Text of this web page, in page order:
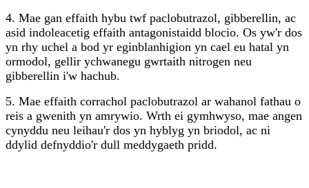
4. Mae gan effaith hybu twf paclobutrazol, gibberellin, ac
asid indoleacetig effaith antagonistaidd blocio. Os yw'r dos
yn rhy uchel a bod yr eginblanhigion yn cael eu hatal yn
ormodol, gellir ychwanegu gwrtaith nitrogen neu
gibberellin i'w hachub.
5. Mae effaith corrachol paclobutrazol ar wahanol fathau o
reis a gwenith yn amrywio. Wrth ei gymhwyso, mae angen
cynyddu neu leihau'r dos yn hyblyg yn briodol, ac ni
ddylid defnyddio'r dull meddygaeth pridd.